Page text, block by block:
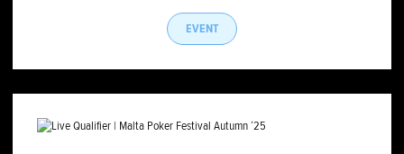
EVENT